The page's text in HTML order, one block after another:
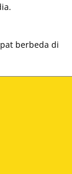
berbeda di